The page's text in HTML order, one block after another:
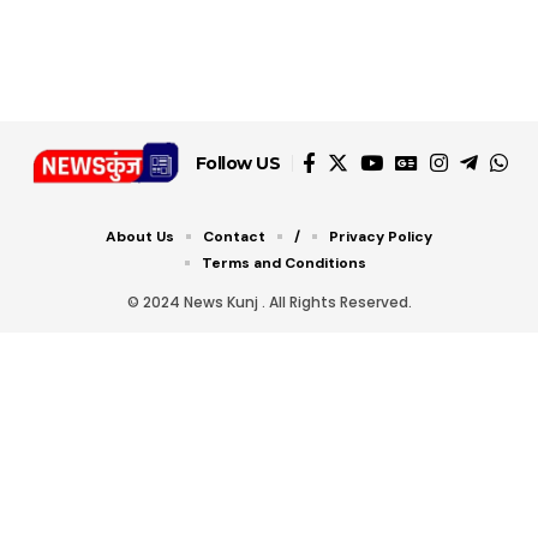
Follow US
© 2024 News Kunj . All Rights Reserved.
About Us Contact /
Privacy Policy
Terms and Conditions